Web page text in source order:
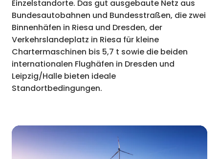
Einzelstandorte. Das gut ausgebaute Netz aus
Bundesautobahnen und Bundesstraßen, die zwei
Binnenhäfen in Riesa und Dresden, der
Verkehrslandeplatz in Riesa für kleine
Chartermaschinen bis 5,7 t sowie die beiden
internationalen Flughäfen in Dresden und
Leipzig/Halle bieten ideale
Standortbedingungen.